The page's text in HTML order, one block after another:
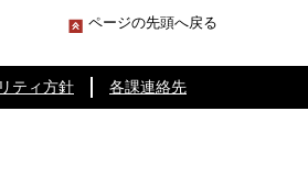
ページの先頭へ戻る
ティ方針 各課連絡先